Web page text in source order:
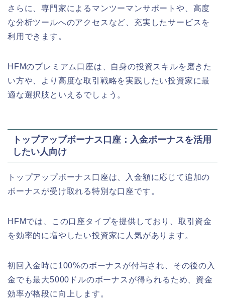
さらに、専門家によるマンツーマンサポートや、高度
な分析ツールへのアクセスなど、充実したサービスを
利用できます。
HFMのプレミアム口座は、自身の投資スキルを磨きた
い方や、より高度な取引戦略を実践したい投資家に最
適な選択肢といえるでしょう。
トップアップボーナス口座：入金ボーナスを活用
したい人向け
トップアップボーナス口座は、入金額に応じて追加の
ボーナスが受け取れる特別な口座です。
HFMでは、この口座タイプを提供しており、取引資金
を効率的に増やしたい投資家に人気があります。
初回入金時に100%のボーナスが付与され、その後の入
金でも最大5000ドルのボーナスが得られるため、資金
効率が格段に向上します。